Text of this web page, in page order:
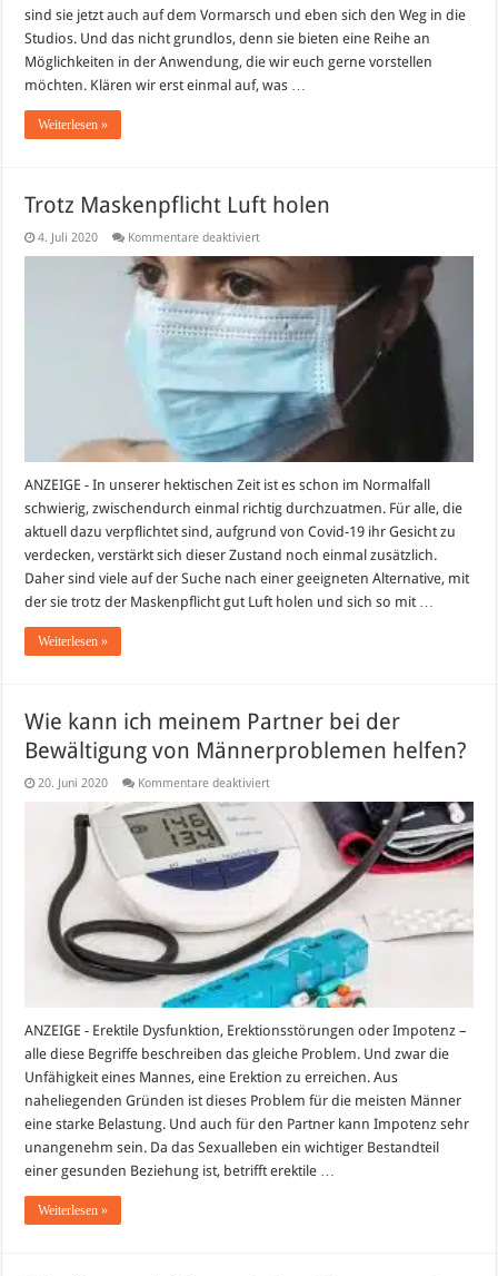
sind sie jetzt auch auf dem Vormarsch und eben sich den Weg in die
Studios. Und das nicht grundlos, denn sie bieten eine Reihe an
Möglichkeiten in der Anwendung, die wir euch gerne vorstellen
möchten. Klären wir erst einmal auf, was …
Weiterlesen »
Trotz Maskenpflicht Luft holen
4. Juli 2020 Kommentare deaktiviertfür
Maskenpflicht
Luft
holen
ANZEIGE - In unserer hektischen Zeit ist es schon im Normalfall
schwierig, zwischendurch einmal richtig durchzuatmen. Für alle, die
aktuell dazu verpflichtet sind, aufgrund von Covid-19 ihr Gesicht zu
verdecken, verstärkt sich dieser Zustand noch einmal zusätzlich.
Daher sind viele auf der Suche nach einer geeigneten Alternative, mit
der sie trotz der Maskenpflicht gut Luft holen und sich so mit …
Weiterlesen »
Wie kann ich meinem Partner bei der
Bewältigung von Männerproblemen helfen?
20. Juni 2020 Kommentare deaktiviertfür
meinem
Partner
bei
Bewältigung
von
Männerproblemen
helfen?
ANZEIGE - Erektile Dysfunktion, Erektionsstörungen oder Impotenz –
alle diese Begriffe beschreiben das gleiche Problem. Und zwar die
Unfähigkeit eines Mannes, eine Erektion zu erreichen. Aus
naheliegenden Gründen ist dieses Problem für die meisten Männer
eine starke Belastung. Und auch für den Partner kann Impotenz sehr
unangenehm sein. Da das Sexualleben ein wichtiger Bestandteil
einer gesunden Beziehung ist, betrifft erektile …
Weiterlesen »